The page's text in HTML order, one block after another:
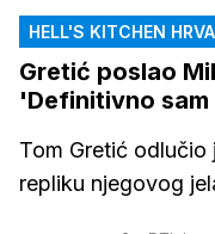
HELL'S KITCHEN
Gretić poslao
'Definitivno
Tom Gretić odlučio
repliku njegovog